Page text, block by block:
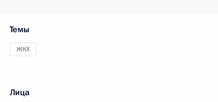
Темы
ЖКХ
Лица